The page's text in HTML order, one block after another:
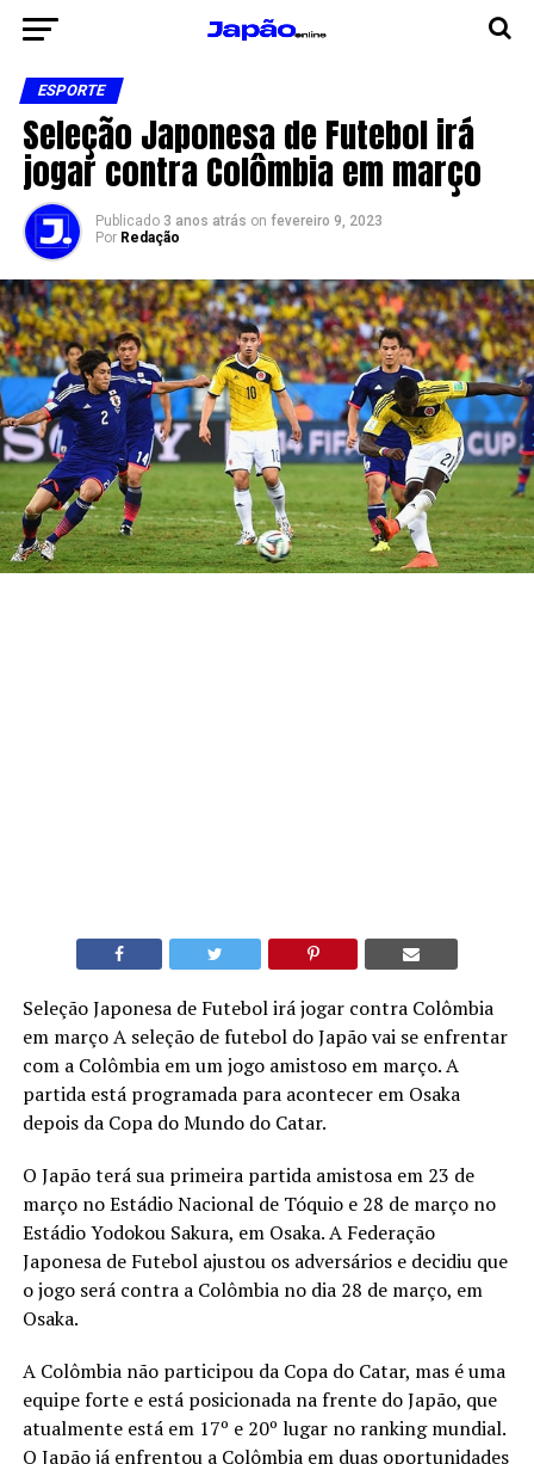
ESPORTE
Seleção Japonesa de Futebol irá
jogar contra Colômbia em março
Publicado 3 anos atrás on fevereiro 9, 2023
Por Redação
Seleção Japonesa de Futebol irá jogar contra Colômbia
em março A seleção de futebol do Japão vai se enfrentar
com a Colômbia em um jogo amistoso em março. A
partida está programada para acontecer em Osaka
depois da Copa do Mundo do Catar.
O Japão terá sua primeira partida amistosa em 23 de
março no Estádio Nacional de Tóquio e 28 de março no
Estádio Yodokou Sakura, em Osaka. A Federação
Japonesa de Futebol ajustou os adversários e decidiu que
o jogo será contra a Colômbia no dia 28 de março, em
Osaka.
A Colômbia não participou da Copa do Catar, mas é uma
equipe forte e está posicionada na frente do Japão, que
atualmente está em 17º e 20º lugar no ranking mundial.
O Japão já enfrentou a Colômbia em duas oportunidades